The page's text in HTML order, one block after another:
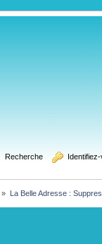
Recherche Identifiez-
» La Belle Adresse :